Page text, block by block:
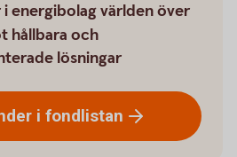
energibolag världen över
hållbara och
lösningar
i fondlistan